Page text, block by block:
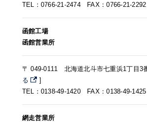
TEL：0766-21-2474 FAX：0766-21-2292
函館工場
函館営業所
〒 049-0111 北海道北斗市七重浜1丁目3
る
]
TEL：0138-49-1420 FAX：0138-49-1425
網走営業所